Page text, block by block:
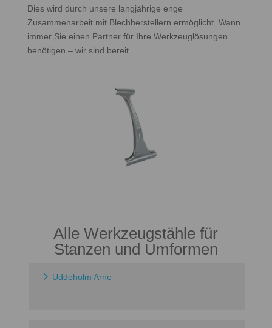
Dies wird durch unsere langjährige enge
Zusammenarbeit mit Blechherstellern ermöglicht. Wann
immer Sie einen Partner für Ihre Werkzeuglösungen
benötigen – wir sind bereit.
Alle Werkzeugstähle für
Stanzen und Umformen
Uddeholm Arne